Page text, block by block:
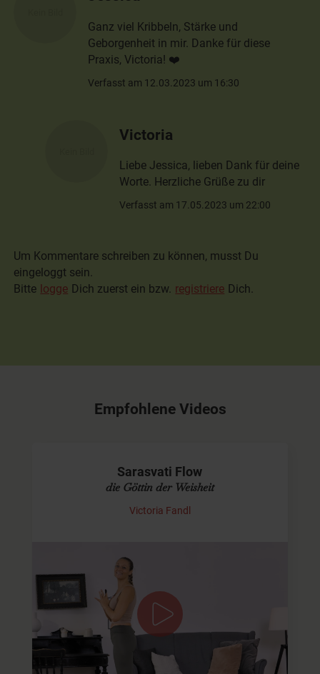
Ganz viel Kribbeln, Stärke und
Geborgenheit in mir. Danke für diese
Praxis, Victoria! ❤️
Verfasst am 12.03.2023 um 16:30
Victoria
Liebe Jessica, lieben Dank für deine
Worte. Herzliche Grüße zu dir
Verfasst am 17.05.2023 um 22:00
Um Kommentare schreiben zu können, musst Du
eingeloggt sein.
Bitte logge Dich zuerst ein bzw. registriere Dich.
Empfohlene Videos
Sarasvati Flow
die Göttin der Weisheit
Victoria Fandl
Mit den Qualitäten von Sarasvati
verbinden
In diesem Flow verbinden wir uns mit der göttlichen,
höheren Weisheit und bitten darum, dass sie durch uns
fließt. Ich lade Dich ein, diese innere…